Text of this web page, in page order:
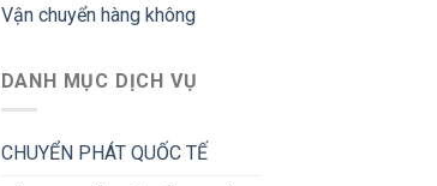
Vận chuyển hàng không
DANH MỤC DỊCH VỤ
CHUYỂN PHÁT QUỐC TẾ